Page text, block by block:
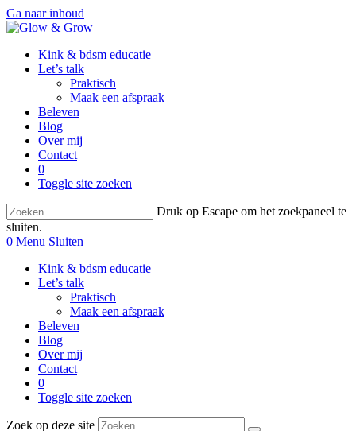
Ga naar inhoud
Kink & bdsm educatie
Let’s talk
Praktisch
Maak een afspraak
Beleven
Blog
Over mij
Contact
0
Toggle site zoeken
Druk op Escape om het zoekpaneel te
sluiten.
0 Menu Sluiten
Kink & bdsm educatie
Let’s talk
Praktisch
Maak een afspraak
Beleven
Blog
Over mij
Contact
0
Toggle site zoeken
Zoek op deze site